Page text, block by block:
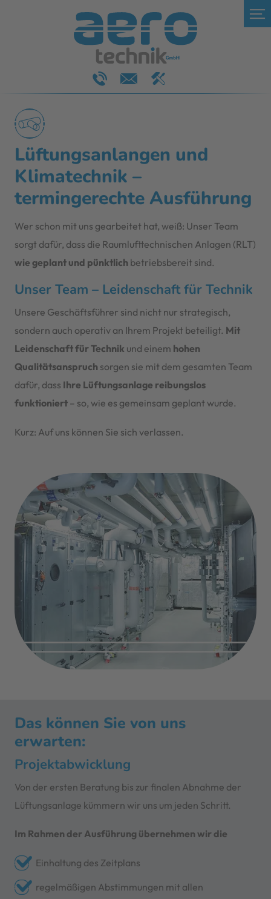
Lüftungsanlangen und
Klimatechnik –
termingerechte Ausführung
Wer schon mit uns gearbeitet hat, weiß: Unser Team
sorgt dafür, dass die Raumlufttechnischen Anlagen (RLT)
wie geplant und pünktlich betriebsbereit sind.
Unser Team – Leidenschaft für Technik
Unsere Geschäftsführer sind nicht nur strategisch,
sondern auch operativ an Ihrem Projekt beteiligt. Mit
Leidenschaft für Technik und einem hohen
Qualitätsanspruch sorgen sie mit dem gesamten Team
dafür, dass Ihre Lüftungsanlage reibungslos
funktioniert– so, wie es gemeinsam geplant wurde.
Kurz: Auf uns können Sie sich verlassen.
Das können Sie von uns
erwarten:
Projektabwicklung
Von der ersten Beratung bis zur finalen Abnahme der
Lüftungsanlage kümmern wir uns um jeden Schritt.
Im Rahmen der Ausführung übernehmen wir die
Einhaltung des Zeitplans
regelmäßigen Abstimmungen mit allen